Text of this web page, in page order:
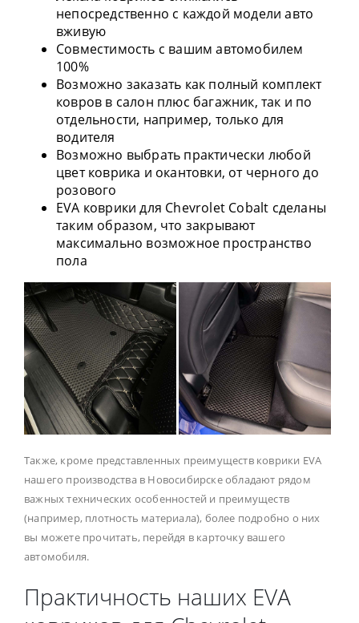
непосредственно с каждой модели авто
вживую
Совместимость с вашим автомобилем
100%
Возможно заказать как полный комплект
ковров в салон плюс багажник, так и по
отдельности, например, только для
водителя
Возможно выбрать практически любой
цвет коврика и окантовки, от черного до
розового
EVA коврики для Chevrolet Cobalt сделаны
таким образом, что закрывают
максимально возможное пространство
пола
Также, кроме представленных преимуществ коврики EVA
нашего производства в Новосибирске обладают рядом
важных технических особенностей и преимуществ
(например, плотность материала), более подробно о них
вы можете прочитать, перейдя в карточку вашего
автомобиля.
Практичность наших EVA